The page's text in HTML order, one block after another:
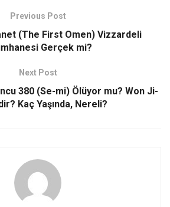
Previous Post
(The First Omen) Vizzardeli
Gerçek mi?
Next Post
380 (Se-mi) Ölüyor mu? Won Ji-
Kaç Yaşında, Nereli?